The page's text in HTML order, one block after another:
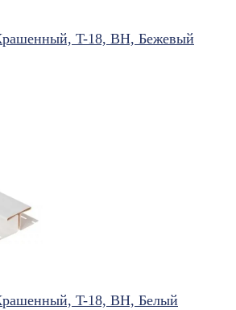
T-18, ВН, Бежевый
T-18, ВН, Белый